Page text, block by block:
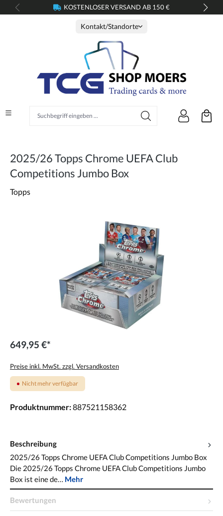
springen KOSTENLOSER VERSAND AB 150 €
Kontakt/Standorte
2025/26 Topps Chrome UEFA Club
Competitions Jumbo Box
Topps
649,95 €*
Preise inkl. MwSt. zzgl. Versandkosten
Nicht mehr verfügbar
Produktnummer:887521158362
Beschreibung
2025/26 Topps Chrome UEFA Club Competitions Jumbo Box
Die 2025/26 Topps Chrome UEFA Club Competitions Jumbo
Box ist eine de… Mehr
Bewertungen